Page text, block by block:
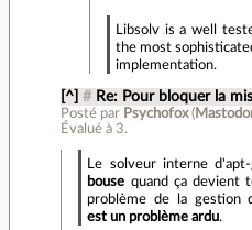
Libsolv is a well
the most
implementation.
[^] # Re: Pour bloquer la
Posté par Psychofox(
Évalué à 3.
Le solveur interne
bouse quand ça devient
problème de la gestion
est un problème ardu.